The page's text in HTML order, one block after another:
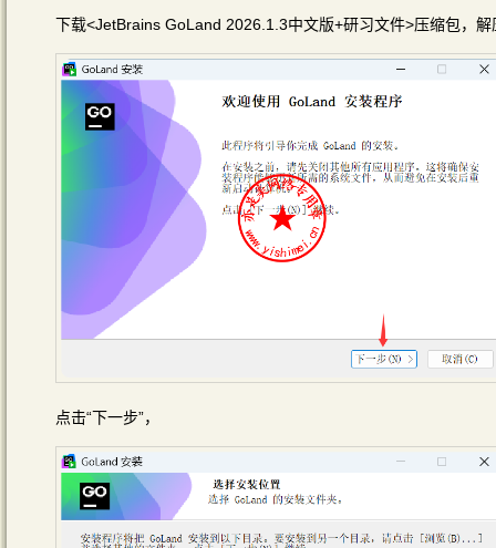
下载<JetBrains GoLand 2026.1.3中文版+研习文件>压缩包，
点击“下一步”，